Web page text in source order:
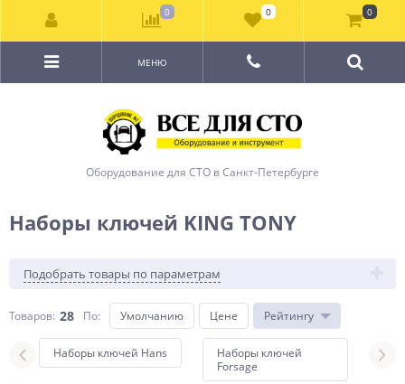
Оборудование для СТО в Санкт-Петербурге
МЕНЮ
Наборы ключей KING TONY
Подобрать товары по параметрам
Товаров: 28 По: Умолчанию Цене Рейтингу
Наборы ключей Hans
Наборы ключей
Forsage
0 0 0